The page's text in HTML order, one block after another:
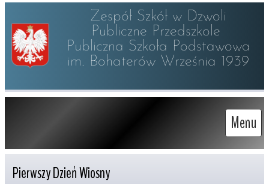
Zespół Szkół w Dzwoli
Publiczne Przedszkole
Publiczna Szkoła Podstawowa
im. Bohaterów Września 1939
Menu
Pierwszy Dzień Wiosny